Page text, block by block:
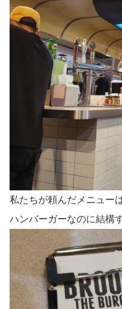
私たちが頼んだメニュー
ハンバーガーなのに結構